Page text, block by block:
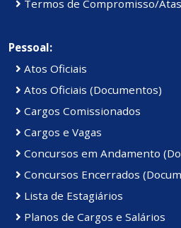
Termos de Compromisso/Atas
Pessoal:
Atos Oficiais
Atos Oficiais (Documentos)
Cargos Comissionados
Cargos e Vagas
Concursos em Andamento
Concursos Encerrados
Lista de Estagiários
Planos de Cargos e Salários